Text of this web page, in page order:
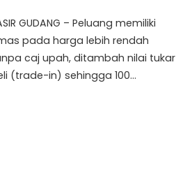
GUDANG – Peluang memiliki
pada harga lebih rendah
caj upah, ditambah nilai tukar
(trade-in) sehingga 100…